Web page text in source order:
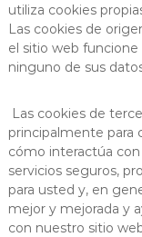
utiliza cookies
Las cookies de
el sitio web
ninguno de sus
Las cookies de
principalmente para
cómo interactúa
servicios seguros,
para usted y, en
mejor y mejorada y
con nuestro sitio